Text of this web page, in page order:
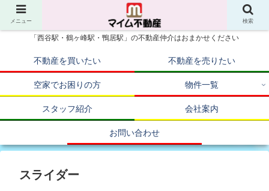
「西谷駅・鶴ヶ峰駅・鴨居駅」の不動産仲介はおまかせください
不動産を買いたい 不動産を売りたい
空家でお困りの方 物件一覧
スタッフ紹介 会社案内
お問い合わせ
スライダー
メニュー 検索